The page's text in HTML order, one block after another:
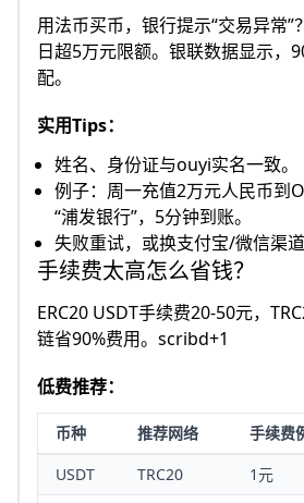
用法币买币，银行提示“交易异常
日超5万元限额。银联数据显示，
配。​
实用Tips：
姓名、身份证与ouyi实名一致。
例子：周一充值2万元人民币到
“浦发银行”，5分钟到账。
失败重试，或换支付宝/微信渠道
手续费太高怎么省钱？
ERC20 USDT手续费20-50元，
链省90%费用。scribd+1
低费推荐：
币种 推荐网络 手续费
USDT
TRC20 1元